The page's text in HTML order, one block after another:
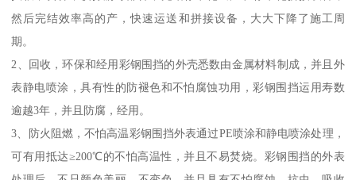
然后完结效率高的产，快速运送和拼接设备，大大下降了施工周
期。
2、回收，环保和经用彩钢围挡的外壳悉数由金属材料制成，并且外
表静电喷涂，具有性的防褪色和不怕腐蚀功用，彩钢围挡运用寿数
逾越3年，并且防腐，经用。
3、防火阻燃，不怕高温彩钢围挡外表通过PE喷涂和静电喷涂处理，
可有用抵达≥200℃的不怕高温性，并且不易焚烧。彩钢围挡的外表